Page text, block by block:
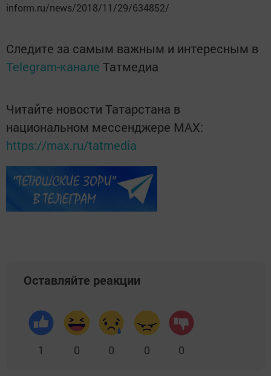
inform.ru/news/2018/11/29/634852/
Следите за самым важным и интересным в
Telegram-канале Татмедиа
Читайте новости Татарстана в
национальном мессенджере MАХ:
https://max.ru/tatmedia
Оставляйте реакции
1 0 0 0 0